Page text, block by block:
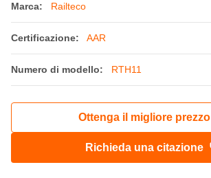
Marca: Railteco
Certificazione: AAR
Numero di modello: RTH11
Ottenga il migliore prezzo
Richieda una citazione